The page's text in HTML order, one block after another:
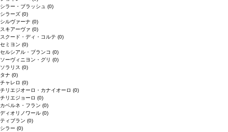
シラー・ブラッシュ (0)
シラーズ (0)
シルヴァーナ (0)
スキアーヴァ (0)
スクード・ディ・コルテ (0)
セミヨン (0)
セルシアル・ブランコ (0)
ソーヴィニヨン・グリ (0)
ソラリス (0)
タナ (0)
チャレロ (0)
チリエジオーロ・カナイオーロ (0)
チリエジョーロ (0)
カベルネ・フラン (0)
ディオリノワール (0)
ティブラン (0)
シラー (0)